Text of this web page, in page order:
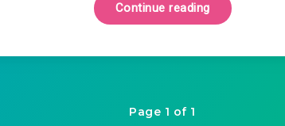
Continue reading
Page 1 of 1